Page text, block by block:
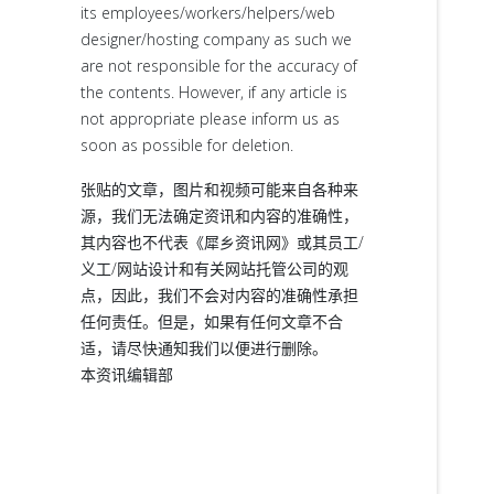
its employees/workers/helpers/web
designer/hosting company as such we
are not responsible for the accuracy of
the contents. However, if any article is
not appropriate please inform us as
soon as possible for deletion.
张贴的文章，图片和视频可能来自各种来
源，我们无法确定资讯和内容的准确性，
其内容也不代表《犀乡资讯网》或其员工/
义工/网站设计和有关网站托管公司的观
点，因此，我们不会对内容的准确性承担
任何责任。但是，如果有任何文章不合
适，请尽快通知我们以便进行删除。
本资讯编辑部